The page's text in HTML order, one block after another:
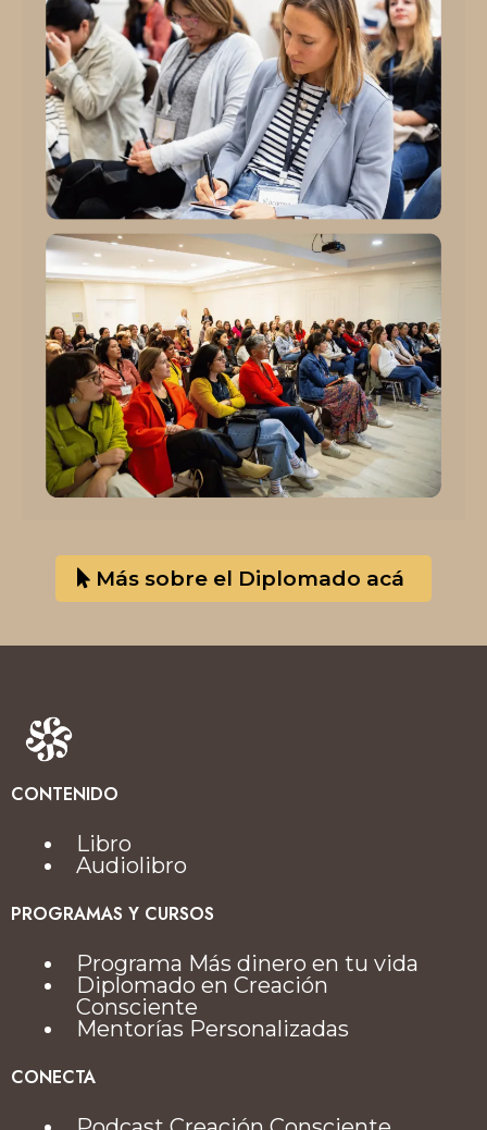
Más sobre el Diplomado acá
CONTENIDO
Libro
Audiolibro
PROGRAMAS Y CURSOS
Programa Más dinero en tu vida
Diplomado en Creación
Consciente
Mentorías Personalizadas
CONECTA